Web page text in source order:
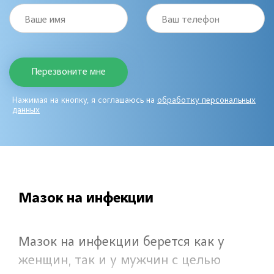
Ваше имя Ваш телефон
Нажимая на кнопку, я соглашаюсь на обработку персональных
данных
Мазок на инфекции
Мазок на инфекции берется как у
женщин, так и у мужчин с целью